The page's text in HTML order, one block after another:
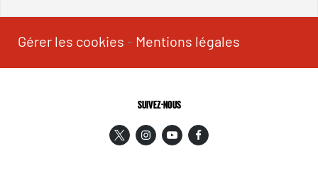
Gérer les cookies - Mentions légales
SUIVEZ-NOUS